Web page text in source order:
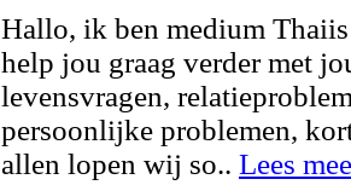
Hallo, ik ben medium
help jou graag verder met
levensvragen,
persoonlijke problemen,
allen lopen wij so.. Lees